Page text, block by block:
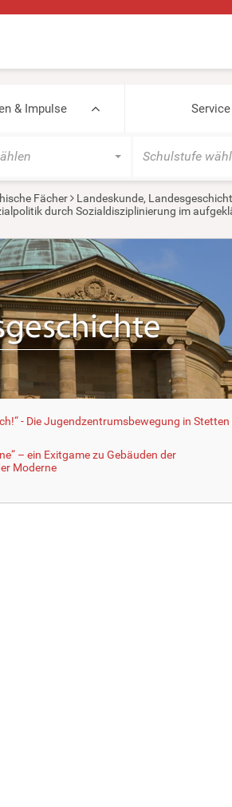
& Impulse
Schulstufe
Fächer Landeskunde,
durch Sozialdisziplinierung im
- Die Jugendzentrumsbewegung in Stetten
– ein Exitgame zu Gebäuden der
Moderne